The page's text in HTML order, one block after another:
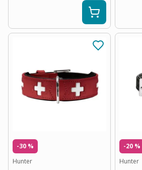
-30 %
Hunter
-20 %
Hunter